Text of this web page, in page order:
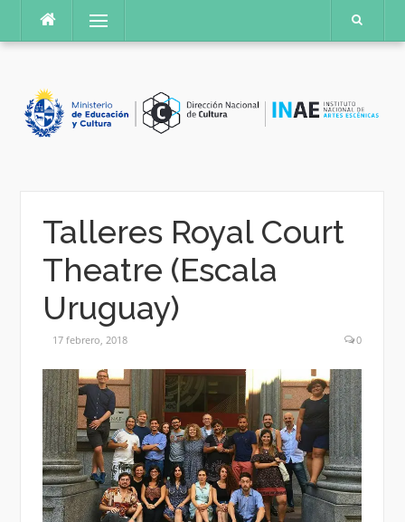
contenido
Menú
Talleres Royal Court
Theatre (Escala
Uruguay)
17 febrero, 2018 0